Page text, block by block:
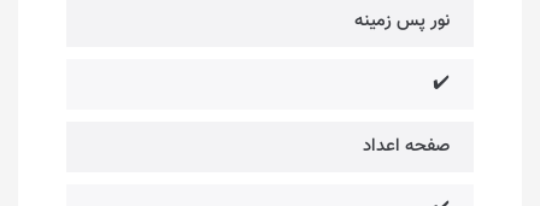
نور پس زمینه
✔️
صفحه اعداد